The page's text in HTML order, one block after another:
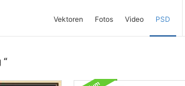
Vektoren Fotos Video PSD